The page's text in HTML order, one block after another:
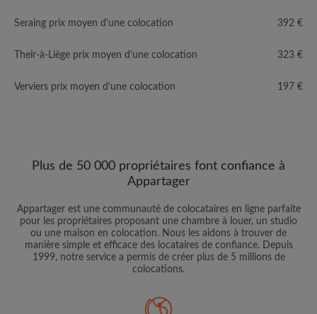
Seraing prix moyen d'une colocation 392 €
Their-à-Liège prix moyen d'une colocation 323 €
Verviers prix moyen d'une colocation 197 €
Plus de 50 000 propriétaires font confiance à
Appartager
Appartager est une communauté de colocataires en ligne parfaite
pour les propriétaires proposant une chambre à louer, un studio
ou une maison en colocation. Nous les aidons à trouver de
manière simple et efficace des locataires de confiance. Depuis
1999, notre service a permis de créer plus de 5 millions de
colocations.